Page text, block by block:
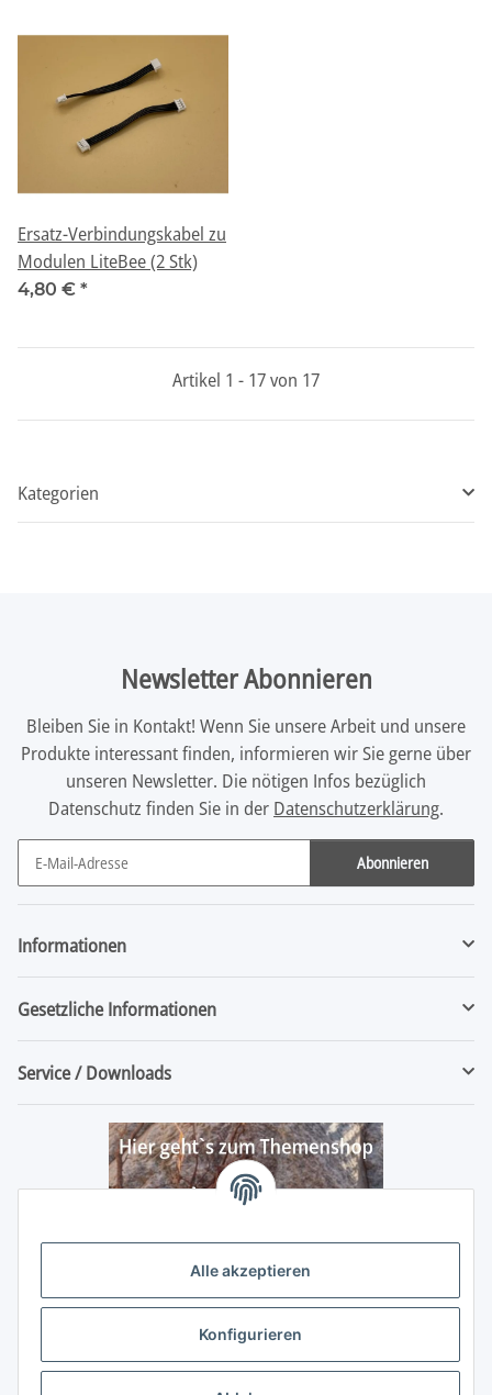
Alle akzeptieren
Konfigurieren
Ersatz-Verbindungskabel zu
Modulen LiteBee (2 Stk)
4,80 € *
Artikel 1 - 17 von 17
Kategorien
Newsletter Abonnieren
Bleiben Sie in Kontakt! Wenn Sie unsere Arbeit und unsere
Produkte interessant finden, informieren wir Sie gerne über
unseren Newsletter. Die nötigen Infos bezüglich
Datenschutz finden Sie in der Datenschutzerklärung.
Abonnieren
Newsletter Abonnieren
Informationen
Gesetzliche Informationen
Service / Downloads